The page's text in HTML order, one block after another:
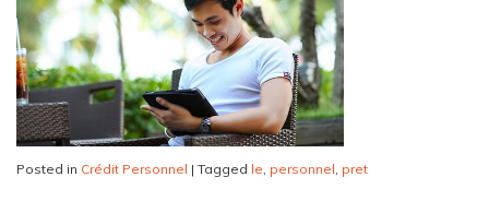
Posted in Crédit Personnel | Tagged le personnel pret